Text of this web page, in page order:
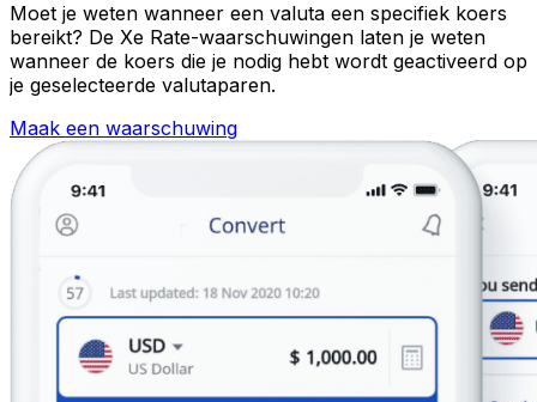
Moet je weten wanneer een valuta een specifiek koers
bereikt? De Xe Rate-waarschuwingen laten je weten
wanneer de koers die je nodig hebt wordt geactiveerd op
je geselecteerde valutaparen.
Maak een waarschuwing